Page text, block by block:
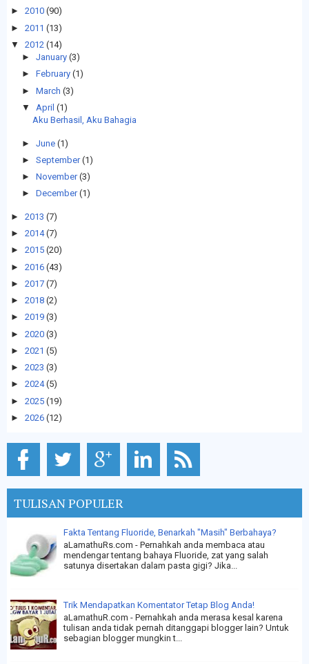
► 2010 (90)
► 2011 (13)
▼ 2012 (14)
► January (3)
► February (1)
► March (3)
▼ April (1)
Aku Berhasil, Aku Bahagia
► June (1)
► September(1)
► November(3)
► December(1)
► 2013 (7)
► 2014(7)
► 2015 (20)
► 2016 (43)
► 2017 (7)
► 2018 (2)
► 2019 (3)
► 2020 (3)
► 2021 (5)
► 2023 (3)
► 2024(5)
► 2025 (19)
► 2026 (12)
TULISAN POPULER
Fakta Tentang Fluoride, Benarkah "Masih" Berbahaya?
aLamathuRs.com - Pernahkah anda membaca atau
mendengar tentang bahaya Fluoride, zat yang salah
satunya disertakan dalam pasta gigi? Jika...
Trik Mendapatkan Komentator Tetap Blog Anda!
aLamathuR.com - Pernahkah anda merasa kesal karena
tulisan anda tidak pernah ditanggapi blogger lain? Untuk
sebagian blogger mungkin t...